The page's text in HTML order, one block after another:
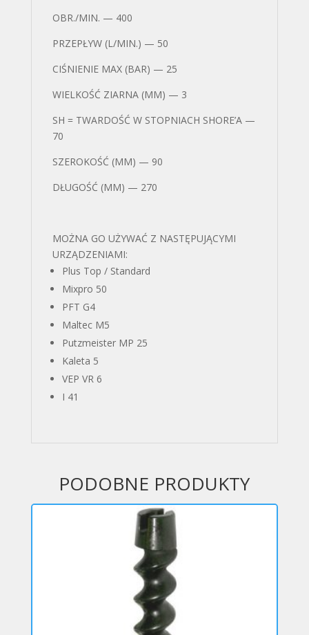
OBR./MIN. — 400
PRZEPŁYW (L/MIN.) — 50
CIŚNIENIE MAX (BAR) — 25
WIELKOŚĆ ZIARNA (MM) — 3
SH = TWARDOŚĆ W STOPNIACH SHORE’A —
70
SZEROKOŚĆ (MM) — 90
DŁUGOŚĆ (MM) — 270
MOŻNA GO UŻYWAĆ Z NASTĘPUJĄCYMI
URZĄDZENIAMI:
Plus Top / Standard
Mixpro 50
PFT G4
Maltec M5
Putzmeister MP 25
Kaleta 5
VEP VR 6
I 41
PODOBNE PRODUKTY